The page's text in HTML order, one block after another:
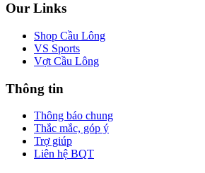
Our Links
Shop Cầu Lông
VS Sports
Vợt Cầu Lông
Thông tin
Thông báo chung
Thắc mắc, góp ý
Trợ giúp
Liên hệ BQT